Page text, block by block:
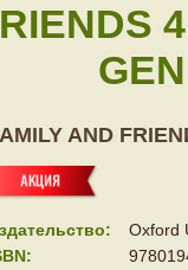
GEN
AND
Oxford